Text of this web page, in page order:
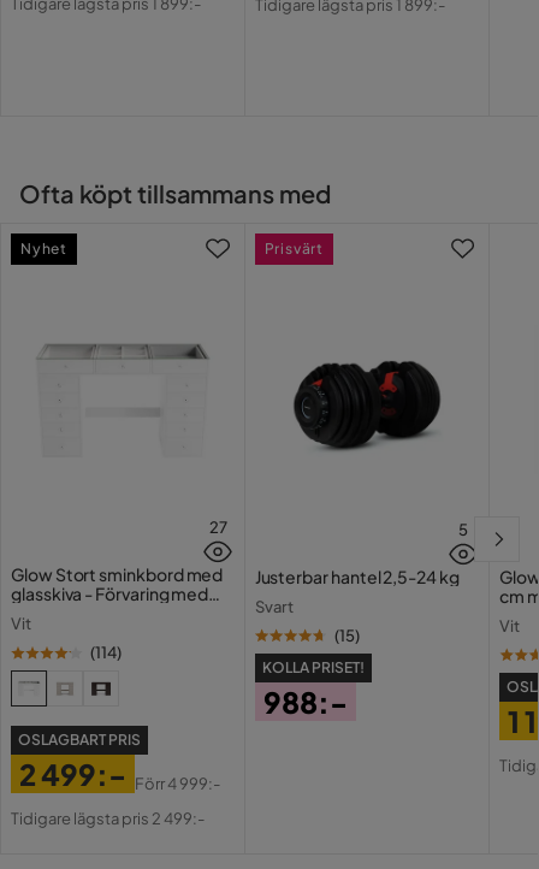
Tidigare lägsta pris 1 899:-
Ofta köpt tillsammans med
27
Glow Stort sminkbord med
glasskiva - Förvaring med
Vit
(114)
OSLAGBART PRIS
Pris
2 499:-
Original
Förr4 999:-
Tidigare lägsta pris 2 499:-
Nyhet
5
Justerbar hantel 2,5-24 kg
Svart
(15)
KOLLA PRISET!
988:-
Prisvärt
cm
Vit
1